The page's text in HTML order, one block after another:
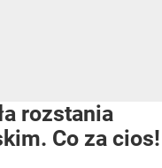
rozstania
Co za cios!